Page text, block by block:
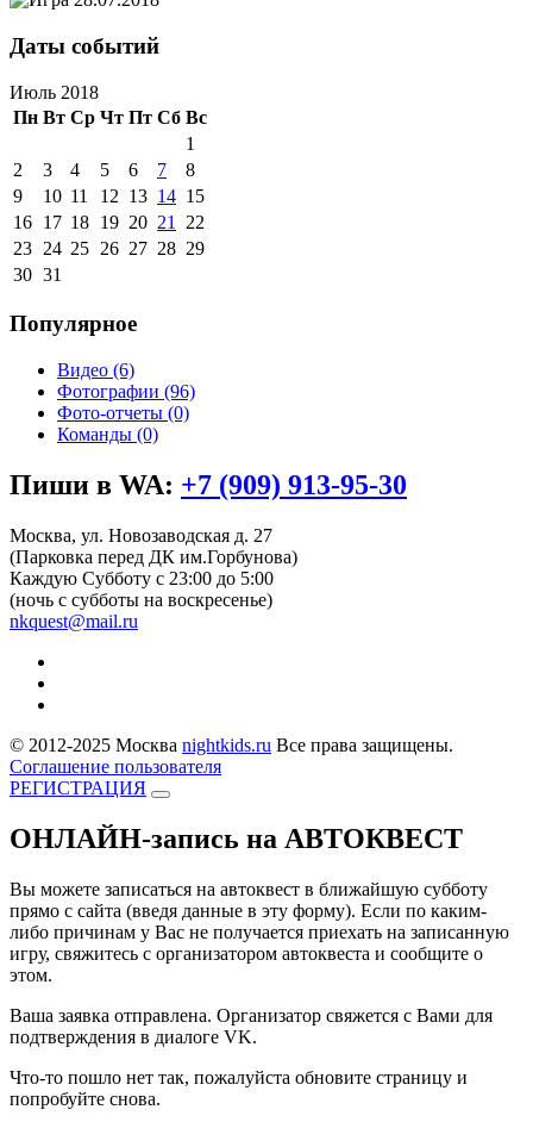
Даты событий
Июль 2018
Пн Вт Ср Чт Пт Сб Вс
1
2
3 4 5 6 7
8
9
10 11 12 13 14 15
16 17 18 19 20 21
22
23 24 25 26 27 28 29
30 31
Популярное
Видео (6)
Фотографии (96)
Фото-отчеты (0)
Команды (0)
Пиши в WA: +7 (909) 913-95-30
Москва, ул. Новозаводская д. 27
(Парковка перед ДК им.Горбунова)
Каждую Субботу с 23:00 до 5:00
(ночь с субботы на воскресенье)
nkquest@mail.ru
© 2012-2025 Москва nightkids.ru Все права защищены.
Cоглашение пользователя
РЕГИСТРАЦИЯ
ОНЛАЙН-запись на АВТОКВЕСТ
Вы можете записаться на автоквест в ближайшую субботу
прямо с сайта (введя данные в эту форму). Если по каким-
либо причинам у Вас не получается приехать на записанную
игру, свяжитесь с организатором автоквеста и сообщите о
этом.
Ваша заявка отправлена. Организатор свяжется с Вами для
подтверждения в диалоге VK.
Что-то пошло нет так, пожалуйста обновите страницу и
попробуйте снова.